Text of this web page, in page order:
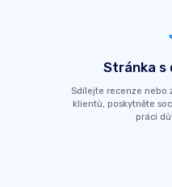
Stránka s
Sdílejte recenze nebo
klientů, poskytněte
práci